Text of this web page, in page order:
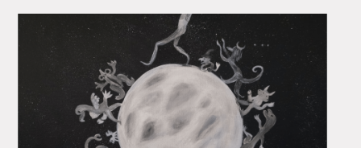
Con la fe intacta quedó el Gobernador del Maule, Pedro Pablo Álvarez-
Salamanca tras la venida de dos evaluadoras de...